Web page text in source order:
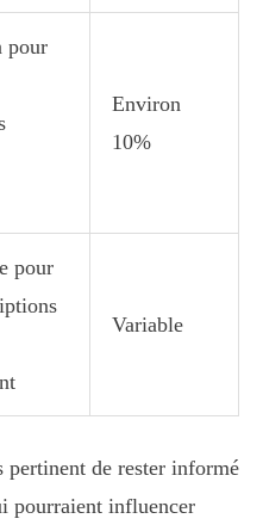
pour
Environ
10%
pour
Variable
pertinent de rester informé
pourraient influencer